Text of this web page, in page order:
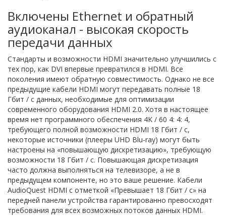
Включены Ethernet и обратный
аудиоканал - высокая скорость
передачи данных
Стандарты и возможности HDMI значительно улучшились с
тех пор, как DVI впервые превратился в HDMI. Все
поколения имеют обратную совместимость. Однако не все
предыдущие кабели HDMI могут передавать полные 18
Гбит / с данных, необходимые для оптимизации
современного оборудования HDMI 2.0. Хотя в настоящее
время нет программного обеспечения 4K / 60 4: 4: 4,
требующего полной возможности HDMI 18 Гбит / с,
некоторые источники (плееры UHD Blu-ray) могут быть
настроены на «повышающую дискретизацию», требующую
возможности 18 Гбит / с. Повышающая дискретизация
часто должна выполняться на телевизоре, а не в
предыдущем компоненте, но это ваше решение. Кабели
AudioQuest HDMI с отметкой «Превышает 18 Гбит / с» на
передней панели устройства гарантированно превосходят
требования для всех возможных потоков данных HDMI.